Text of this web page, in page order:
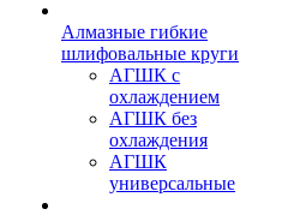
Алмазные гибкие
шлифовальные круги
АГШК с
охлаждением
АГШК без
охлаждения
АГШК
универсальные